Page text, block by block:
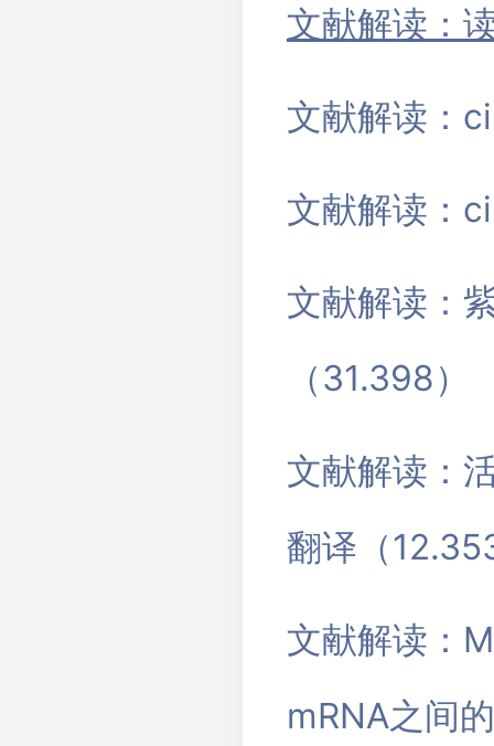
文献解读：
文献解读：
文献解读：
文献解读：
（31.398）
文献解读：
翻译（
文献解读：
mRNA之间